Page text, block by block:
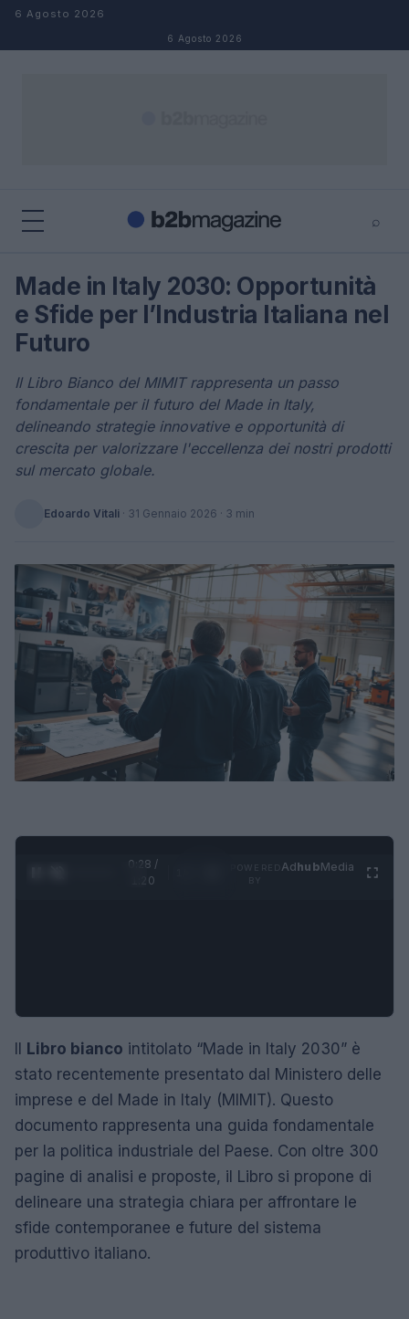
Salta al contenuto
6 Agosto 2026
6 Agosto 2026
⌕
Cerca ⌕ ×
Made in Italy 2030: Opportunità
e Sfide per l’Industria Italiana nel
Futuro
Il Libro Bianco del MIMIT rappresenta un passo
fondamentale per il futuro del Made in Italy,
delineando strategie innovative e opportunità di
crescita per valorizzare l'eccellenza dei nostri prodotti
sul mercato globale.
Edoardo Vitali · 31 Gennaio 2026 · 3 min
0:28 /
1:20
AdhubMedia
Il Libro bianco intitolato “Made in Italy 2030” è
stato recentemente presentato dal Ministero delle
imprese e del Made in Italy (MIMIT). Questo
documento rappresenta una guida fondamentale
per la politica industriale del Paese. Con oltre 300
pagine di analisi e proposte, il Libro si propone di
delineare una strategia chiara per affrontare le
sfide contemporanee e future del sistema
produttivo italiano.